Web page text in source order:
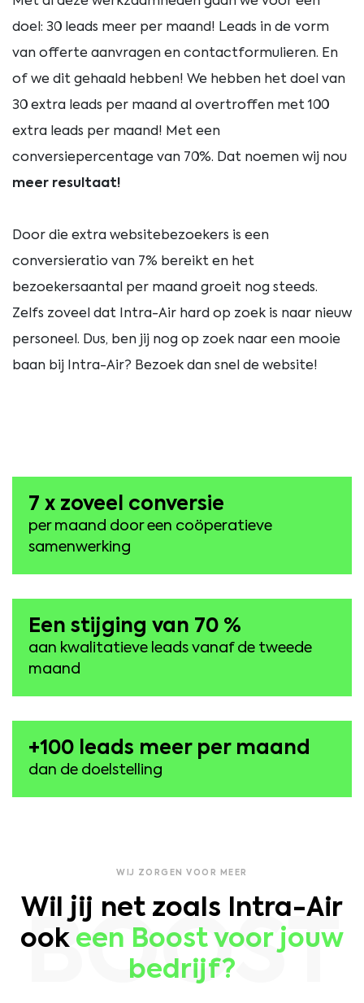
doel: 30 leads meer per maand! Leads in de vorm
van offerte aanvragen en contactformulieren. En
of we dit gehaald hebben! We hebben het doel van
30 extra leads per maand al overtroffen met 100
extra leads per maand! Met een
conversiepercentage van 70%. Dat noemen wij nou
meer resultaat!
Door die extra websitebezoekers is een
conversieratio van 7% bereikt en het
bezoekersaantal per maand groeit nog steeds.
Zelfs zoveel dat Intra-Air hard op zoek is naar nieuw
personeel. Dus, ben jij nog op zoek naar een mooie
baan bij Intra-Air? Bezoek dan snel de website!
7 x zoveel conversie
per maand door een coöperatieve
samenwerking
Een stijging van 70 %
aan kwalitatieve leads vanaf de tweede
maand
+100 leads meer per maand
dan de doelstelling
BOOST
WIJ ZORGEN VOOR MEER
Wil jij net zoals Intra-Air
ook een Boost voor jouw
bedrijf?